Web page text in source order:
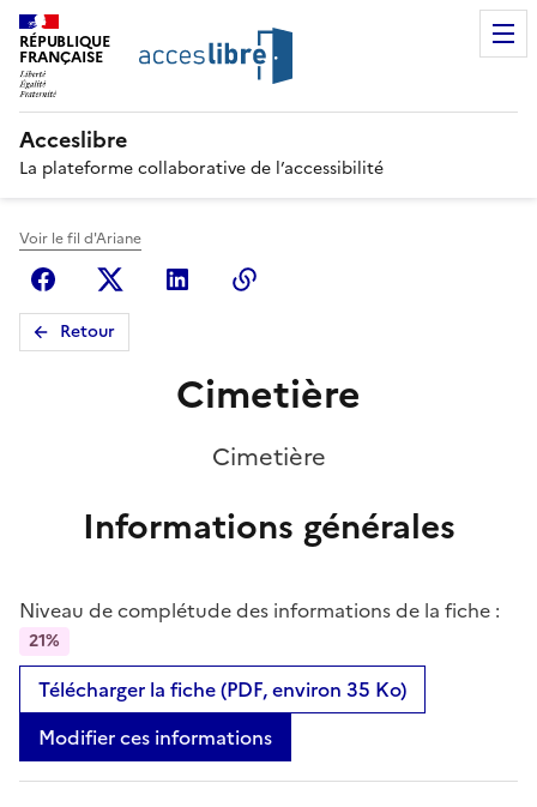
RÉPUBLIQUE
FRANÇAISE
Acceslibre
La plateforme collaborative de l’accessibilité
Voir le fil d'Ariane
FacebookX (anciennement Twitter)
Linkedin
Retour
Cimetière
Cimetière
Informations générales
Niveau de complétude des informations de la fiche :
21%
Télécharger la fiche (PDF, environ 35 Ko)
Modifier ces informations